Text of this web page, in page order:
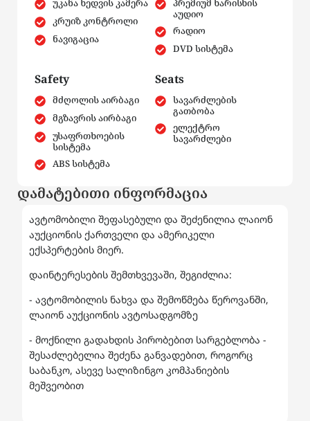
უკანა ხედვის კამერა
კრუიზ კონტროლი
ნავიგაცია
პრემიუმ ხარისხის
აუდიო
რადიო
DVD სისტემა
Safety
მძღოლის აირბაგი
მგზავრის აირბაგი
უსაფრთხოების
სისტემა
ABS სისტემა
Seats
სავარძლების
გათბობა
ელექტრო
სავარძლები
დამატებითი ინფორმაცია
ავტომობილი შეფასებული და შეძენილია ლაიონ
აუქციონის ქართველი და ამერიკელი
ექსპერტების მიერ.
დაინტერესების შემთხვევაში, შეგიძლია:
- ავტომობილის ნახვა და შემოწმება წეროვანში,
ლაიონ აუქციონის ავტოსადგომზე
- მოქნილი გადახდის პირობებით სარგებლობა -
შესაძლებელია შეძენა განვადებით, როგორც
საბანკო, ასევე სალიზინგო კომპანიების
მეშვეობით